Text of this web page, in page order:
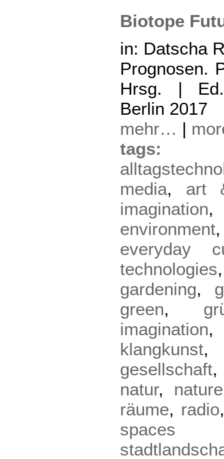
Biotope
in: Datscha
Prognosen.
Hrsg. |
Berlin 2017
mehr… |
media, art
imagination
environment
everyday
technologies
gardening,
green,
imagination
klangkunst
gesellschaft
natur, nature
räume, radio